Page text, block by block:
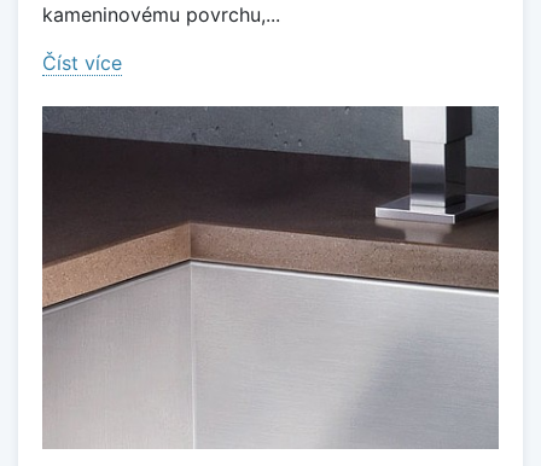
kameninovému povrchu,...
Číst více